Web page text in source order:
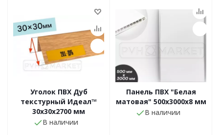
Уголок ПВХ Дуб
текстурный Идеал™
30x30х2700 мм
В наличии
Панель ПВХ "Белая
матовая" 500х3000х8 мм
В наличии